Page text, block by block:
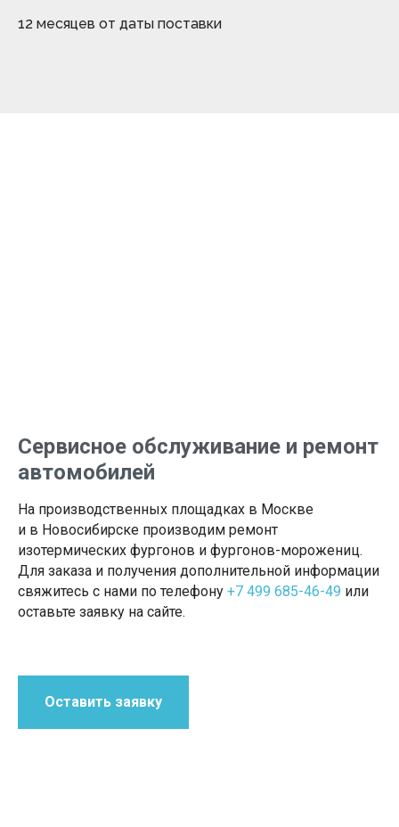
12 месяцев от даты поставки
Сервисное обслуживание и ремонт
автомобилей
На производственных площадках в Москве
и в Новосибирске производим ремонт
изотермических фургонов и фургонов-морожениц.
Для заказа и получения дополнительной информации
свяжитесь с нами по телефону +7 499 685-46-49 или
оставьте заявку на сайте.
Оставить заявку